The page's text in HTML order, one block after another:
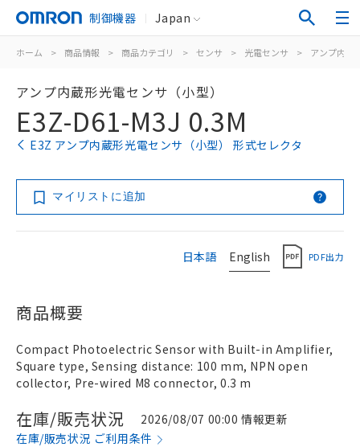
制御機器 Japan
ホーム > 商品情報 > 商品カテゴリ > センサ > 光電センサ > アンプ内蔵
アンプ内蔵形光電センサ（小型）
E3Z-D61-M3J 0.3M
E3Z アンプ内蔵形光電センサ（小型） 形式セレクタ
マイリストに追加
日本語 English PDF出力
商品概要
Compact Photoelectric Sensor with Built-in Amplifier,
Square type, Sensing distance: 100 mm, NPN open
collector, Pre-wired M8 connector, 0.3 m
在庫/販売状況
2026/08/07 00:00 情報更新
在庫/販売状況 ご利用条件